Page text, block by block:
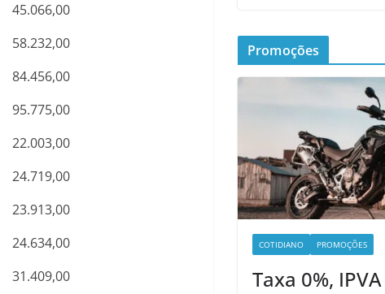
45.066,00
58.232,00
84.456,00
95.775,00
22.003,00
24.719,00
23.913,00
24.634,00
31.409,00
Promoções
COTIDIANO PROMOÇÕES
Taxa 0%,